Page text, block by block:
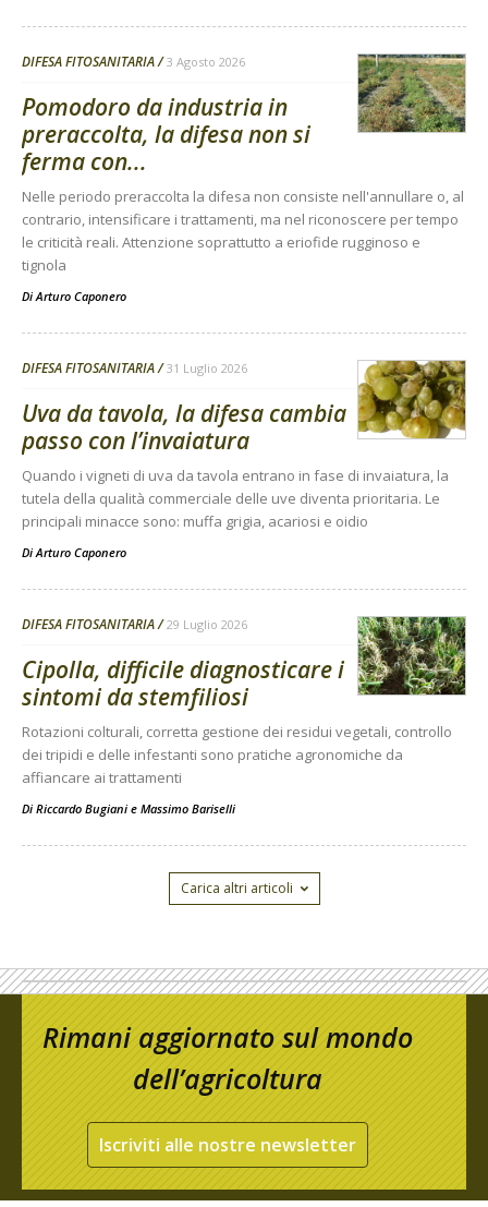
DIFESA FITOSANITARIA 3 Agosto 2026
Pomodoro da industria in
preraccolta, la difesa non si
ferma con...
Nelle periodo preraccolta la difesa non consiste nell'annullare o, al
contrario, intensificare i trattamenti, ma nel riconoscere per tempo
le criticità reali. Attenzione soprattutto a eriofide rugginoso e
tignola
DiArturo Caponero
DIFESA FITOSANITARIA 31 Luglio 2026
Uva da tavola, la difesa cambia
passo con l’invaiatura
Quando i vigneti di uva da tavola entrano in fase di invaiatura, la
tutela della qualità commerciale delle uve diventa prioritaria. Le
principali minacce sono: muffa grigia, acariosi e oidio
DiArturo Caponero
DIFESA FITOSANITARIA 29 Luglio 2026
Cipolla, difficile diagnosticare i
sintomi da stemfiliosi
Rotazioni colturali, corretta gestione dei residui vegetali, controllo
dei tripidi e delle infestanti sono pratiche agronomiche da
affiancare ai trattamenti
Di Riccardo Bugiani e Massimo Bariselli
Carica altri articoli
Rimani aggiornato sul mondo
dell’agricoltura
Iscriviti alle nostre newsletter